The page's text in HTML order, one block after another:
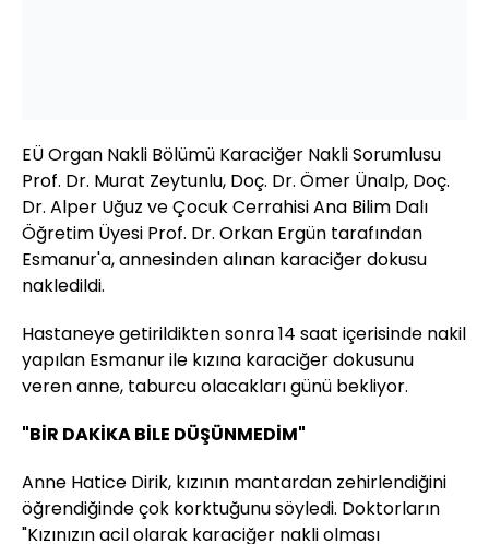
EÜ Organ Nakli Bölümü Karaciğer Nakli Sorumlusu
Prof. Dr. Murat Zeytunlu, Doç. Dr. Ömer Ünalp, Doç.
Dr. Alper Uğuz ve Çocuk Cerrahisi Ana Bilim Dalı
Öğretim Üyesi Prof. Dr. Orkan Ergün tarafından
Esmanur'a, annesinden alınan karaciğer dokusu
nakledildi.
Hastaneye getirildikten sonra 14 saat içerisinde nakil
yapılan Esmanur ile kızına karaciğer dokusunu
veren anne, taburcu olacakları günü bekliyor.
"BİR DAKİKA BİLE DÜŞÜNMEDİM"
Anne Hatice Dirik, kızının mantardan zehirlendiğini
öğrendiğinde çok korktuğunu söyledi. Doktorların
"Kızınızın acil olarak karaciğer nakli olması